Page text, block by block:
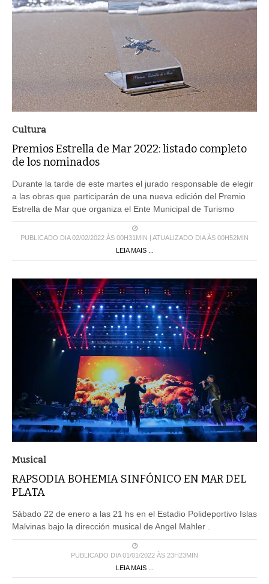
Cultura
Premios Estrella de Mar 2022: listado completo
de los nominados
Durante la tarde de este martes el jurado responsable de elegir
a las obras que participarán de una nueva edición del Premio
Estrella de Mar que organiza el Ente Municipal de Turismo
PUBLICADO DIA 02/02/2022 ÀS 00H31MIN | ATUALIZADO DIA ÀS 00H52MIN
LEIA MAIS ...
Musical
RAPSODIA BOHEMIA SINFÓNICO EN MAR DEL
PLATA
Sábado 22 de enero a las 21 hs en el Estadio Polideportivo Islas
Malvinas bajo la dirección musical de Angel Mahler .
PUBLICADO DIA 01/01/2022 ÀS 23H23MIN
LEIA MAIS ...